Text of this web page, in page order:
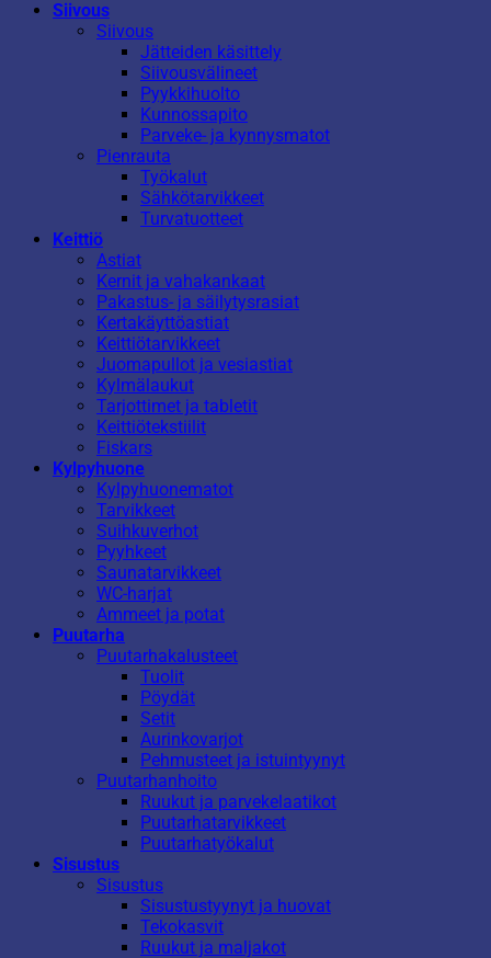
Siivous
Siivous
Jätteiden käsittely
Siivousvälineet
Pyykkihuolto
Kunnossapito
Parveke- ja kynnysmatot
Pienrauta
Työkalut
Sähkötarvikkeet
Turvatuotteet
Keittiö
Astiat
Kernit ja vahakankaat
Pakastus- ja säilytysrasiat
Kertakäyttöastiat
Keittiötarvikkeet
Juomapullot ja vesiastiat
Kylmälaukut
Tarjottimet ja tabletit
Keittiötekstiilit
Fiskars
Kylpyhuone
Kylpyhuonematot
Tarvikkeet
Suihkuverhot
Pyyhkeet
Saunatarvikkeet
WC-harjat
Ammeet ja potat
Puutarha
Puutarhakalusteet
Tuolit
Pöydät
Setit
Aurinkovarjot
Pehmusteet ja istuintyynyt
Puutarhanhoito
Ruukut ja parvekelaatikot
Puutarhatarvikkeet
Puutarhatyökalut
Sisustus
Sisustus
Sisustustyynyt ja huovat
Tekokasvit
Ruukut ja maljakot